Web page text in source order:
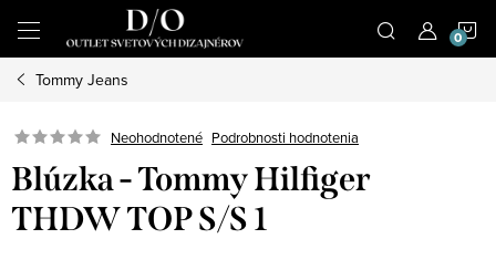
obsah
Tommy Jeans
Neohodnotené Podrobnosti hodnotenia
Blúzka - Tommy Hilfiger
THDW TOP S/S 1